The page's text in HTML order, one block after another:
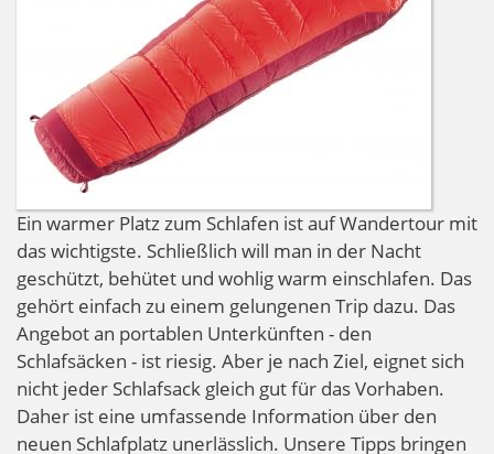
Ein warmer Platz zum Schlafen ist auf Wandertour mit
das wichtigste. Schließlich will man in der Nacht
geschützt, behütet und wohlig warm einschlafen. Das
gehört einfach zu einem gelungenen Trip dazu. Das
Angebot an portablen Unterkünften - den
Schlafsäcken - ist riesig. Aber je nach Ziel, eignet sich
nicht jeder Schlafsack gleich gut für das Vorhaben.
Daher ist eine umfassende Information über den
neuen Schlafplatz unerlässlich. Unsere Tipps bringen